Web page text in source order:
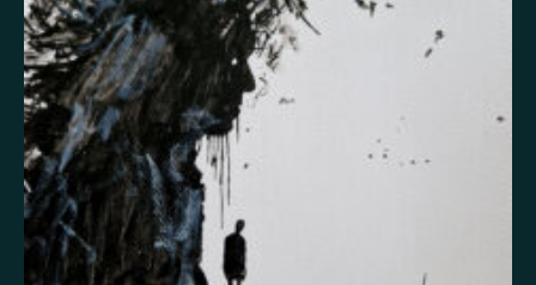
Itsetuhoisuus
Jännitys
Kaipaus
Kaksisuuntainen mielialahäiriö
Kiitollisuus
Kuolema Kuuloharhat
Luottamus
Mania Masennus
Mindfulness
Muisto
Oikeudenmukaisuus
Pakko-oireinen häiriö
Paniikki
Persoonallisuushäiriö
Psykoosi